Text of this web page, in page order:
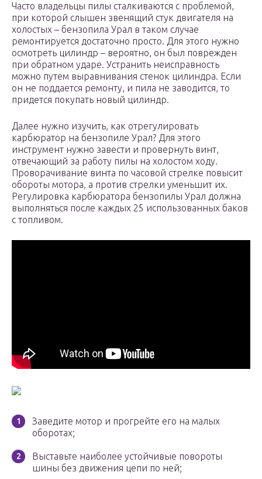
Часто владельцы пилы сталкиваются с проблемой,
при которой слышен звенящий стук двигателя на
холостых – бензопила Урал в таком случае
ремонтируется достаточно просто. Для этого нужно
осмотреть цилиндр – вероятно, он был поврежден
при обратном ударе. Устранить неисправность
можно путем выравнивания стенок цилиндра. Если
он не поддается ремонту, и пила не заводится, то
придется покупать новый цилиндр.
Далее нужно изучить, как отрегулировать
карбюратор на бензопиле Урал? Для этого
инструмент нужно завести и провернуть винт,
отвечающий за работу пилы на холостом ходу.
Проворачивание винта по часовой стрелке повысит
обороты мотора, а против стрелки уменьшит их.
Регулировка карбюратора бензопилы Урал должна
выполняться после каждых 25 использованных баков
с топливом.
Заведите мотор и прогрейте его на малых
оборотах;
Выставьте наиболее устойчивые повороты
шины без движения цепи по ней;